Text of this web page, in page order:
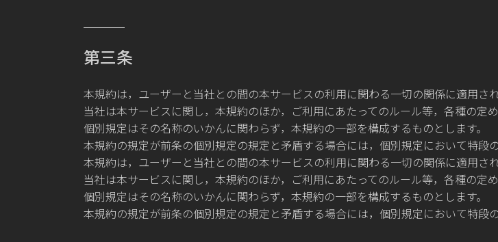
第三条
本規約は，ユーザーと当社との間の本サービスの利用に関わる一切の関係に適用さ
当社は本サービスに関し，本規約のほか，ご利用にあたってのルール等，各種の
個別規定はその名称のいかんに関わらず，本規約の一部を構成するものとします。
本規約の規定が前条の個別規定の規定と矛盾する場合には，個別規定において特段
本規約は，ユーザーと当社との間の本サービスの利用に関わる一切の関係に適用さ
当社は本サービスに関し，本規約のほか，ご利用にあたってのルール等，各種の
個別規定はその名称のいかんに関わらず，本規約の一部を構成するものとします。
本規約の規定が前条の個別規定の規定と矛盾する場合には，個別規定において特段